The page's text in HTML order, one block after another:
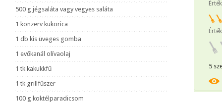
500 g jégsaláta vagy vegyes saláta
1 konzerv kukorica
1 db kis üveges gomba
1 evőkanál olívaolaj
1 tk kakukkfű
1 tk grillfűszer
100 g koktélparadicsom
5